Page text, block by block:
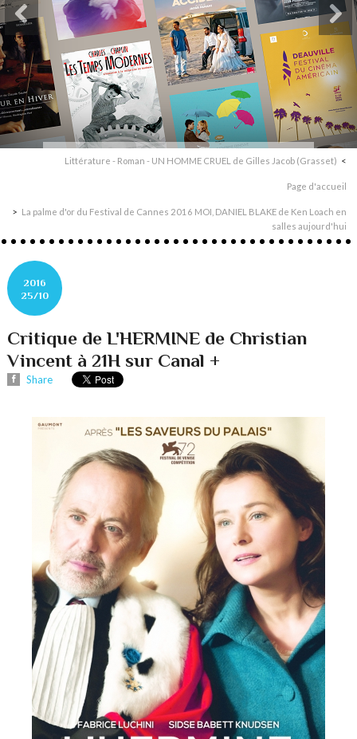
Littérature - Roman - UN HOMME CRUEL de Gilles Jacob (Grasset)
Page d'accueil
La palme d'or du Festival de Cannes 2016 MOI, DANIEL BLAKE de Ken Loach en
salles aujourd'hui
2016
25/10
Critique de L'HERMINE de Christian
Vincent à 21H sur Canal +
Share